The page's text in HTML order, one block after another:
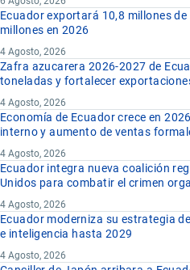
Ecuador exportará 10,8 millones
millones en 2026
4 Agosto, 2026
Zafra azucarera 2026-2027 de
toneladas y fortalecer
4 Agosto, 2026
Economía de Ecuador crece en
interno y aumento de ventas
4 Agosto, 2026
Ecuador integra nueva coalición
Unidos para combatir el crimen
4 Agosto, 2026
Ecuador moderniza su estrategia
e inteligencia hasta 2029
4 Agosto, 2026